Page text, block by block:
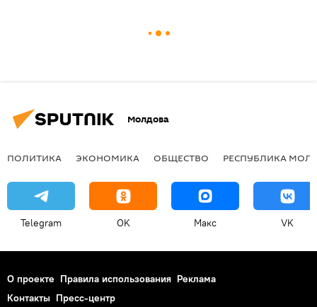
Молдова
ПОЛИТИКА ЭКОНОМИКА ОБЩЕСТВО РЕСПУБЛИКА
Telegram OK Макс VK
О проекте Правила использования Реклама
Контакты Пресс-центр